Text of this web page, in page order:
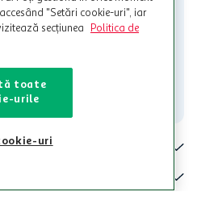
la dispozitie.
Contact
"Setări cookie-uri", iar
secțiunea
Politica de
toate
urile
uri